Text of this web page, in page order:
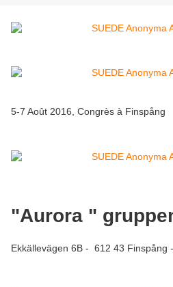
5-7 Août 2016, Congrès à Finspång
"Aurora "
Ekkällevägen 6B - 612 43 Finspång